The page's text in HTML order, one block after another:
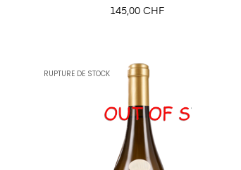
Prix
145,00 CHF
RUPTURE DE STOCK